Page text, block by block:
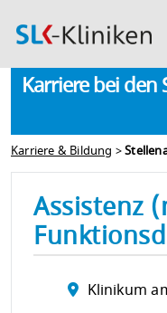
Karriere bei den
Karriere & Bildung >
Assistenz
Klinikum